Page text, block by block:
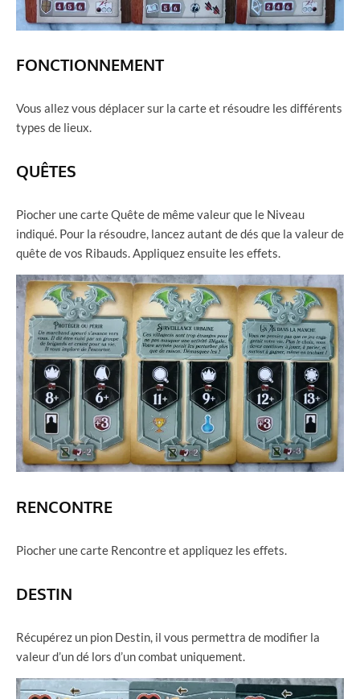
FONCTIONNEMENT
Vous allez vous déplacer sur la carte et résoudre les différents
types de lieux.
QUÊTES
Piocher une carte Quête de même valeur que le Niveau
indiqué. Pour la résoudre, lancez autant de dés que la valeur de
quête de vos Ribauds. Appliquez ensuite les effets.
RENCONTRE
Piocher une carte Rencontre et appliquez les effets.
DESTIN
Récupérez un pion Destin, il vous permettra de modifier la
valeur d’un dé lors d’un combat uniquement.